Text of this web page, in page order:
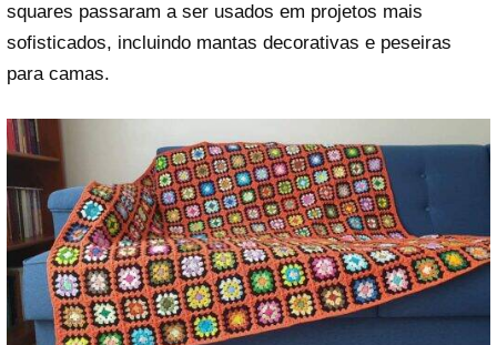
squares passaram a ser usados em projetos mais
sofisticados, incluindo mantas decorativas e peseiras
para camas.